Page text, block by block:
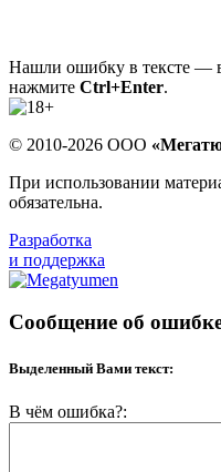
Нашли ошибку в тексте —
нажмите Ctrl+Enter.
© 2010-2026 ООО
При использовании
обязательна.
Разработка
и поддержка
Сообщение об
Выделенный Вами текст:
В чём ошибка?: